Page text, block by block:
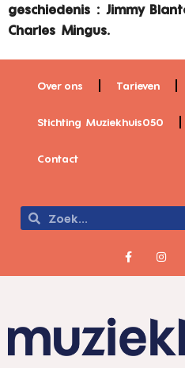
geschiedenis : Jimmy
Charles Mingus.
Over ons Tarieven
Stichting Muziekhuis050
Contact